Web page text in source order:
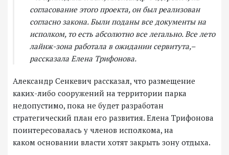
согласование этого проекта, он был реализован
согласно закона. Были поданы все документы на
исполком, то есть абсолютно все легально. Все лето
лайнж-зона работала в ожидании сервитута,–
рассказала Елена Трифонова.
Александр Сенкевич рассказал, что размещение
каких-либо сооружений на территории парка
недопустимо, пока не будет разработан
стратегический план его развития. Елена Трифонова
поинтересовалась у членов исполкома, на
каком основании власти хотят закрыть зону отдыха.